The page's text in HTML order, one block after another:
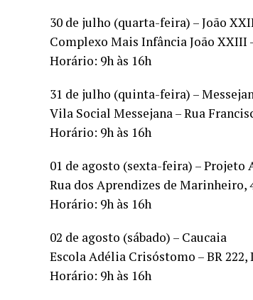
30 de julho (quarta-feira) – João
Complexo Mais Infância João XXIII
Horário: 9h às 16h
31 de julho (quinta-feira) –
Vila Social Messejana – Rua
Horário: 9h às 16h
01 de agosto (sexta-feira) –
Rua dos Aprendizes de Marinheiro,
Horário: 9h às 16h
02 de agosto (sábado) – Caucaia
Escola Adélia Crisóstomo – BR
Horário: 9h às 16h